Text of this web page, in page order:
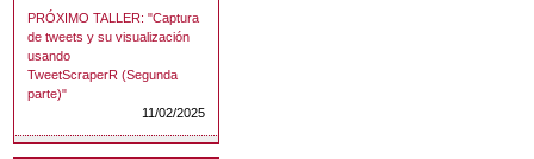
PRÓXIMO TALLER: "Captura
de tweets y su visualización
usando
TweetScraperR (Segunda
parte)"
11/02/2025